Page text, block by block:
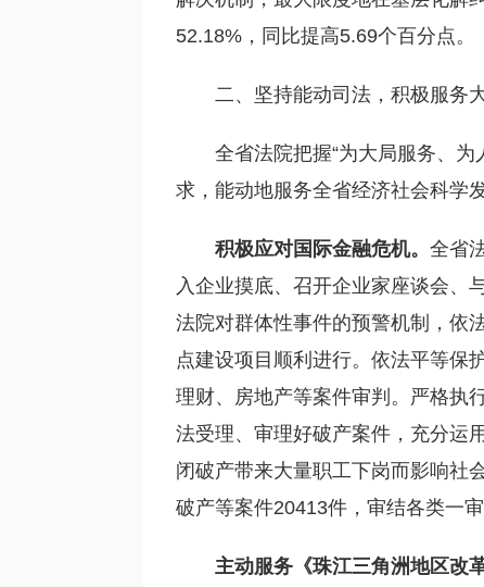
52.18%，同比提高5.69个百分点。
二、坚持能动司法，积极服务
全省法院把握“为大局服务、
求，能动地服务全省经济社会科学
积极应对国际金融危机。 全省
入企业摸底、召开企业家座谈会、
法院对群体性事件的预警机制，依
点建设项目顺利进行。依法平等保
理财、房地产等案件审判。严格执
法受理、审理好破产案件，充分运
闭破产带来大量职工下岗而影响社
破产等案件20413件，审结各类一
主动服务《珠江三角洲地区改